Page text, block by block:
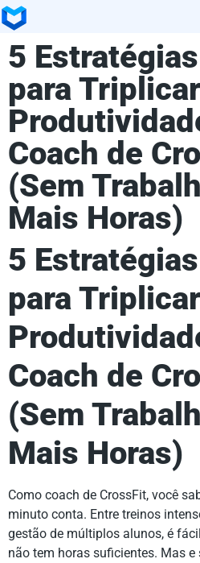
5
para
Coach de
(Sem
Mais Horas)
5
para
Coach de
(Sem
Mais Horas)
Como coach de CrossFit, você
minuto conta. Entre treinos
gestão de múltiplos alunos, é
não tem horas suficientes. Mas e